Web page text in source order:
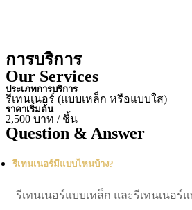
การบริการ
Our Services
ประเภทการบริการ
รีเทนเนอร์ (แบบเหล็ก หรือแบบใส)
ราคาเริ่มต้น
2,500 บาท / ชิ้น
Question & Answer
รีเทนเนอร์มีแบบไหนบ้าง?
รีเทนเนอร์แบบเหล็ก และรีเทนเนอร์